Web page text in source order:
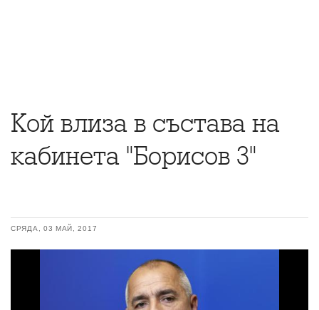
Кой влиза в състава на
кабинета "Борисов 3"
СРЯДА, 03 МАЙ, 2017